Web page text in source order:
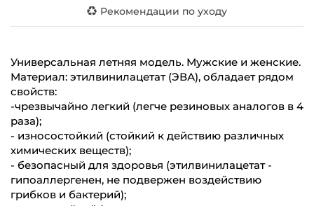
Рекомендации по уходу
Универсальная летняя модель. Мужские и женские.
Материал: этилвинилацетат (ЭВА), обладает рядом
свойств:
-чрезвычайно легкий (легче резиновых аналогов в 4
раза);
- износостойкий (стойкий к действию различных
химических веществ);
- безопасный для здоровья (этилвинилацетат -
гипоаллергенен, не подвержен воздействию
грибков и бактерий);